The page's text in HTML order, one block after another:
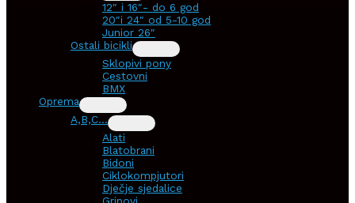
12″ i 16″- do 6 god
20″i 24″ od 5-10 god
Junior 26″
Ostali bicikli
Sklopivi pony
Cestovni
BMX
Oprema
A,B,C…
Alati
Blatobrani
Bidoni
Ciklokompjutori
Dječje sjedalice